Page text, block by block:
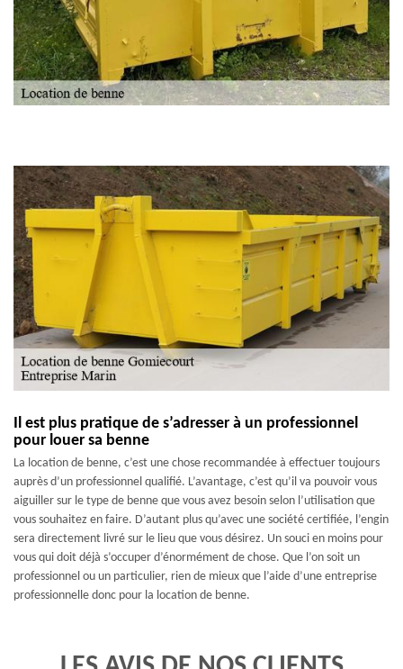
Il est plus pratique de s’adresser à un professionnel
pour louer sa benne
La location de benne, c’est une chose recommandée à effectuer toujours
auprès d’un professionnel qualifié. L’avantage, c’est qu’il va pouvoir vous
aiguiller sur le type de benne que vous avez besoin selon l’utilisation que
vous souhaitez en faire. D’autant plus qu’avec une société certifiée, l’engin
sera directement livré sur le lieu que vous désirez. Un souci en moins pour
vous qui doit déjà s’occuper d’énormément de chose. Que l’on soit un
professionnel ou un particulier, rien de mieux que l’aide d’une entreprise
professionnelle donc pour la location de benne.